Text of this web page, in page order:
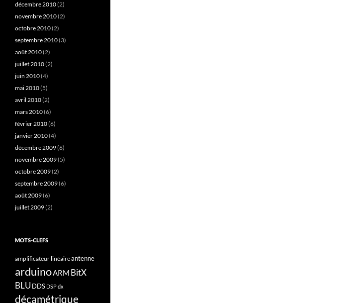
décembre 2010(2)
novembre 2010(2)
octobre 2010(2)
septembre 2010(3)
août 2010(2)
juillet 2010(2)
juin 2010(4)
mai 2010(5)
avril 2010(2)
mars 2010(6)
février 2010(6)
janvier 2010(4)
décembre 2009(6)
novembre 2009(5)
octobre 2009(2)
septembre 2009(6)
août 2009(6)
juillet 2009(2)
MOTS-CLEFS
amplificateur linéaireantenne
arduinoARM BitX
BLU DDS DSPdx
décamétrique